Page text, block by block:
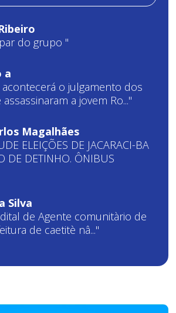
do grupo "
a
acontecerá o julgamento dos
a jovem Ro..."
Magalhães
ELEIÇÕES DE JACARACI-BA
DE DETINHO. ÔNIBUS
Silva
de Agente comunitàrio de
de caetitè nâ..."